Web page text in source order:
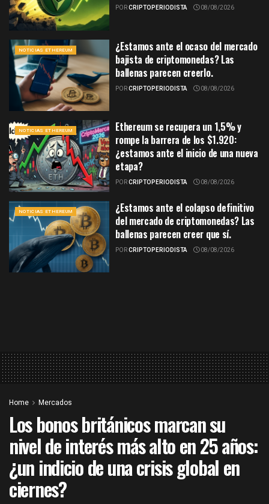
PORCRIPTOPERIODISTA 08/08/2026
NOTICIAS ETHEREUM
¿Estamos ante el ocaso del mercado
bajista de criptomonedas? Las
ballenas parecen creerlo.
PORCRIPTOPERIODISTA 08/08/2026
NOTICIAS ETHEREUM
Ethereum se recupera un 1,5% y
rompe la barrera de los $1.920:
¿estamos ante el inicio de una nueva
etapa?
PORCRIPTOPERIODISTA 08/08/2026
NOTICIAS ETHEREUM
¿Estamos ante el colapso definitivo
del mercado de criptomonedas? Las
ballenas parecen creer que sí.
PORCRIPTOPERIODISTA 08/08/2026
Home Mercados
Los bonos británicos marcan su
nivel de interés más alto en 25 años:
¿un indicio de una crisis global en
ciernes?